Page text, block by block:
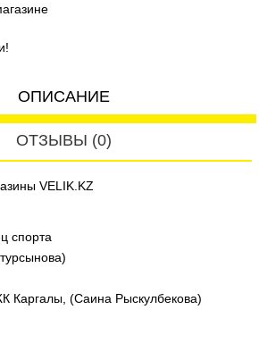
ОПИСАНИЕ
ОТЗЫВЫ (0)
VELIK.KZ
спорта
Каргалы, (Саина Рыскулбекова)